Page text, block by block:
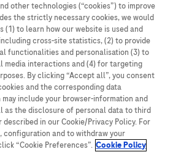
ikke er tilgjengelig eller gyldig i ditt land.
på at vi ikke tar noe ansvar for tilgang til
ikke er i samsvar med noen gyldig juridisk
registrering eller bruk i bostedslandet ditt.
mulighet til å kvalitetssikre andres innlegg, men
upassende innlegg så langt det lar seg gjøre.
innhold på eksterne nettsider som det lenkes til.
fra dette nettstedet for bruk annet sted er ikke
selger plass til annonsører, og slikt
beregnet for å rapportere bivirkninger eller
other technologies (“cookies”) to improve
the strictly necessary cookies, we would
(1) to learn how our website is used and
cross-site statistics, (2) to provide
functionalities and personalisation (3) to
media interactions and (4) for targeting
By clicking “Accept all”, you consent
and the corresponding data
include your browser-information and
as the disclosure of personal data to third
in our Cookie/Privacy Policy. For
configuration and to withdraw your
“Cookie Preferences”. Cookie Policy